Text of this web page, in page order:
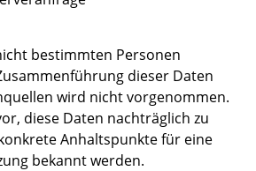
bestimmten Personen
dieser Daten
wird nicht vorgenommen.
diese Daten nachträglich zu
Anhaltspunkte für eine
bekannt werden.